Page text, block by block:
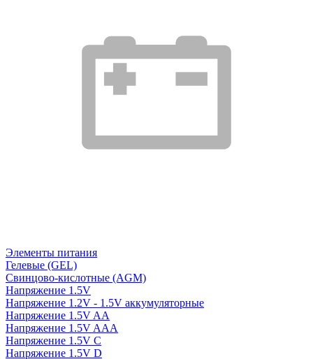
Элементы питания
Гелевые (GEL)
Свинцово-кислотные (AGM)
Напряжение 1.5V
Напряжение 1.2V - 1.5V аккумуляторные
Напряжение 1.5V AA
Напряжение 1.5V AAA
Напряжение 1.5V C
Напряжение 1.5V D